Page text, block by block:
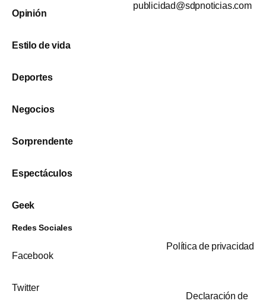
Opinión
Estilo de vida
Deportes
Negocios
Sorprendente
Espectáculos
Geek
publicidad@sdpnoticias.com
Redes Sociales
Facebook
Twitter
Política de privacidad
Declaración de